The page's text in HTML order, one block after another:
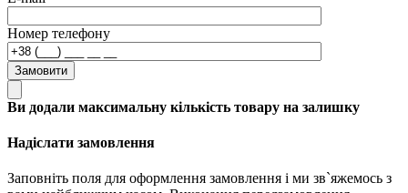
Номер телефону
Замовити
Ви додали максимальну кількість товару на залишку
Надіслати замовлення
Заповніть поля для оформлення замовлення і ми зв`яжемось з